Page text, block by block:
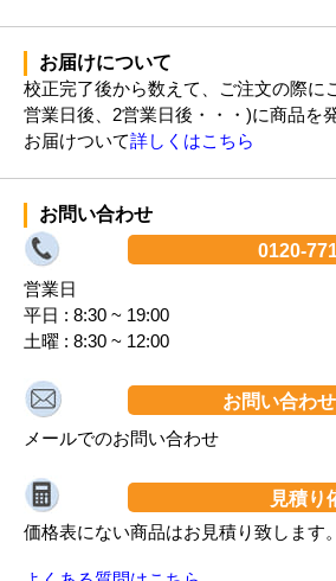
お届けについて
校正完了後から数えて、ご注文の際に
営業日後、2営業日後・・・)に商品を
お届けついて詳しくはこちら
お問い合わせ
0120-
営業日
平日 : 8:30 ~ 19:00
土曜 : 8:30 ~ 12:00
お問い合わ
メールでのお問い合わせ
見積り
価格表にない商品はお見積り致します。